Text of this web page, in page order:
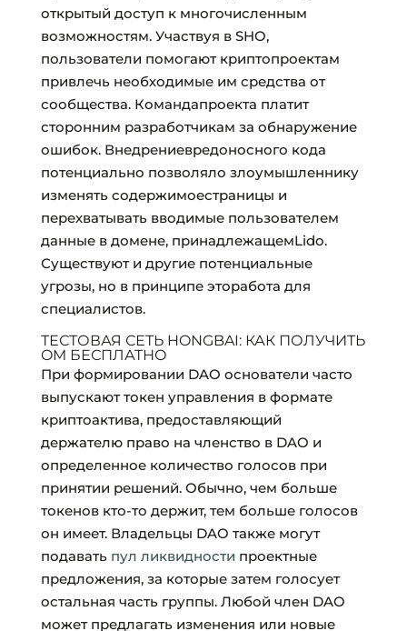
открытый доступ к многочисленным
возможностям. Участвуя в SHO,
пользователи помогают криптопроектам
привлечь необходимые им средства от
сообщества. Командапроекта платит
сторонним разработчикам за обнаружение
ошибок. Внедрениевредоносного кода
потенциально позволяло злоумышленнику
изменять содержимоестраницы и
перехватывать вводимые пользователем
данные в домене, принадлежащемLido.
Существуют и другие потенциальные
угрозы, но в принципе эторабота для
специалистов.
ТЕСТОВАЯ СЕТЬ HONGBAI: КАК ПОЛУЧИТЬ
OM БЕСПЛАТНО
При формировании DAO основатели часто
выпускают токен управления в формате
криптоактива, предоставляющий
держателю право на членство в DAO и
определенное количество голосов при
принятии решений. Обычно, чем больше
токенов кто-то держит, тем больше голосов
он имеет. Владельцы DAO также могут
подавать пул ликвидности проектные
предложения, за которые затем голосует
остальная часть группы. Любой член DAO
может предлагать изменения или новые